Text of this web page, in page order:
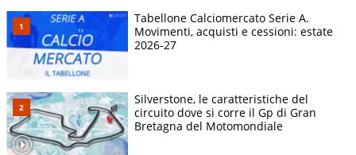
Tabellone Calciomercato Serie A.
Movimenti, acquisti e cessioni: estate
2026-27
Silverstone, le caratteristiche del
circuito dove si corre il Gp di Gran
Bretagna del Motomondiale